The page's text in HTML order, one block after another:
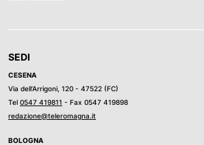
SEDI
CESENA
Via dell’Arrigoni, 120 - 47522 (FC)
Tel 0547 419811 - Fax 0547 419898
redazione@teleromagna.it
BOLOGNA